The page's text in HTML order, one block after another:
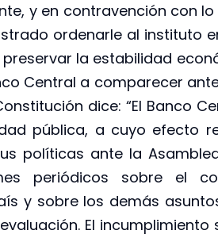
y en contravención con
ordenarle al instituto
la estabilidad
Central a comparecer
dice: “El Banco
pública, a cuyo efecto
políticas ante la
periódicos sobre el
y sobre los demás
El